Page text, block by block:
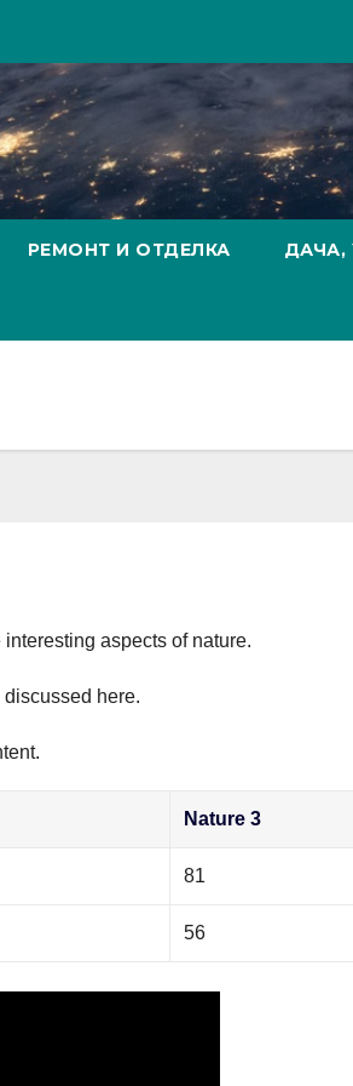
РЕМОНТ И ОТДЕЛКА ДАЧА,
aspects of nature.
here.
Nature 3
81
56